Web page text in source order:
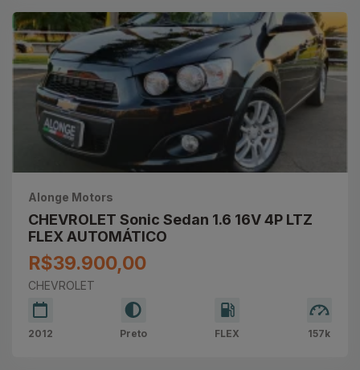
Alonge Motors
CHEVROLET Sonic Sedan 1.6 16V 4P LTZ
FLEX AUTOMÁTICO
R$39.900,00
CHEVROLET
2012 Preto FLEX 157k